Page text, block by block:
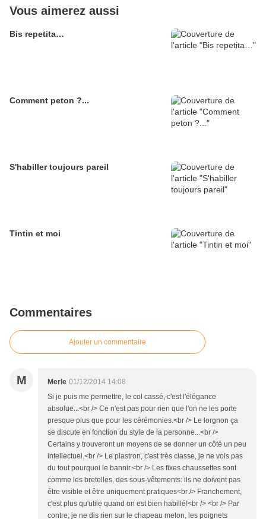
Vous aimerez aussi
Bis repetita…
Comment peton ?...
S'habiller toujours pareil
Tintin et moi
Commentaires
Ajouter un commentaire
M Merle 01/12/2014 14:08
Si je puis me permettre, le col cassé, c'est l'élégance
absolue...<br /> Ce n'est pas pour rien que l'on ne les porte
presque plus que pour les cérémonies.<br /> Le lorgnon ça
se discute en fonction du style de la personne...<br />
Certains y trouveront un moyens de se donner un côté un peu
intellectuel.<br /> Le plastron, c'est très classe, je ne vois pas
du tout pourquoi le bannir.<br /> Les fixes chaussettes sont
comme les bretelles, des sous-vêtements: ils ne doivent pas
être visible et être uniquement pratiques<br /> Franchement,
c'est plus qu'utile quand on est bien habillé!<br /> <br /> Par
contre, je ne dis rien sur le chapeau melon, les poignets